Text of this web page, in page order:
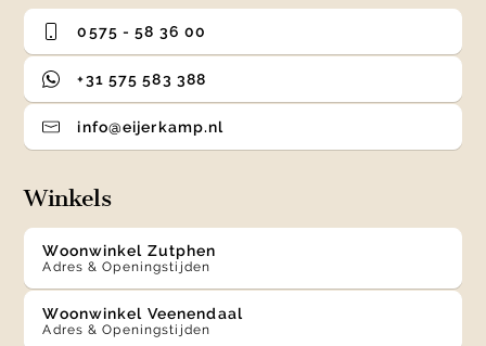
0575 - 58 36 00
+31 575 583 388
info@eijerkamp.nl
Winkels
Woonwinkel Zutphen
Adres & Openingstijden
Woonwinkel Veenendaal
Adres & Openingstijden